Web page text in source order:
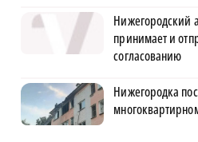
Нижегородский
принимает и
согласованию
Нижегородка